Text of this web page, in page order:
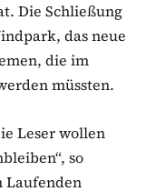
Die Schließung
das neue
die im
müssten.
Leser wollen
so
Laufenden